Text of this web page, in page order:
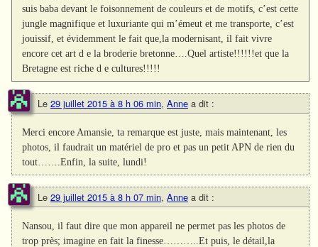
suis baba devant le foisonnement de couleurs et de motifs, c’est cette
jungle magnifique et luxuriante qui m’émeut et me transporte, c’est
jouissif, et évidemment le fait que,la modernisant, il fait vivre
encore cet art d e la broderie bretonne….Quel artiste!!!!!!et que la
Bretagne est riche d e cultures!!!!!
Le 29 juillet 2015 à 8 h 06 min, Anne a dit :
Merci encore Amansie, ta remarque est juste, mais maintenant, les
photos, il faudrait un matériel de pro et pas un petit APN de rien du
tout…….Enfin, la suite, lundi!
Le 29 juillet 2015 à 8 h 07 min, Anne a dit :
Nansou, il faut dire que mon appareil ne permet pas les photos de
trop près; imagine en fait la finesse………..Et puis, le détail,la